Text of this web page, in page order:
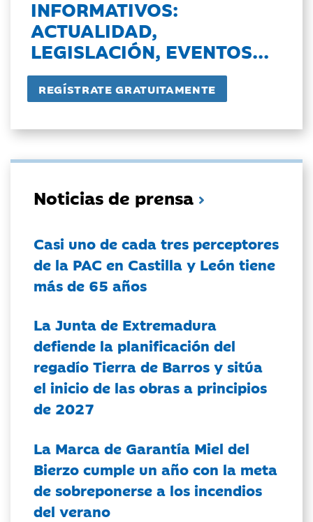
INFORMATIVOS:
ACTUALIDAD,
LEGISLACIÓN, EVENTOS...
Noticias de prensa
Casi uno de cada tres perceptores
de la PAC en Castilla y León tiene
más de 65 años
La Junta de Extremadura
defiende la planificación del
regadío Tierra de Barros y sitúa
el inicio de las obras a principios
de 2027
La Marca de Garantía Miel del
Bierzo cumple un año con la meta
de sobreponerse a los incendios
del verano